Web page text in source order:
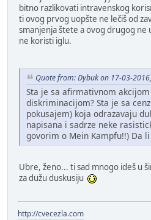
bitno razlikovati intravenskog
ti ovog prvog uopšte ne lečiš od
smanjenja štete a ovog drugog ne
ne koristi iglu.
Quote from: Dybuk on 17-03-
Sta je sa afirmativnom
diskriminacijom? Sta je sa
pokusajem) koja odrazavaju
napisana i sadrze neke
govorim o Mein Kampfu!!) Da
Ubre, ženo... ti sad mnogo ideš u
za dužu duskusiju
http://cvecezla.com